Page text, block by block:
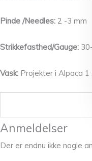
Pinde /Needles: 2 -3 mm
Strikkefasthed/Gauge:
Vask: Projekter i Alpaca 1
Anmeldelser
Der er endnu ikke nogle